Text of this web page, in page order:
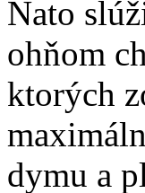
Nato
ohňom
ktorých
dymu a